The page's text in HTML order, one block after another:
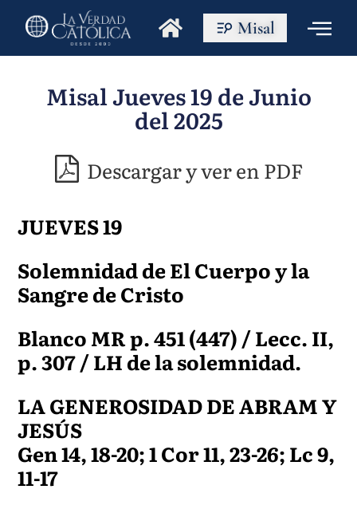
Misal
Misal Jueves 19 de Junio
del 2025
Descargar y ver en PDF
JUEVES 19
Solemnidad de El Cuerpo y la
Sangre de Cristo
Blanco MR p. 451 (447) / Lecc. II,
p. 307 / LH de la solemnidad.
LA GENEROSIDAD DE ABRAM Y
JESÚS
Gen 14, 18-20; 1 Cor 11, 23-26; Lc 9,
11-17